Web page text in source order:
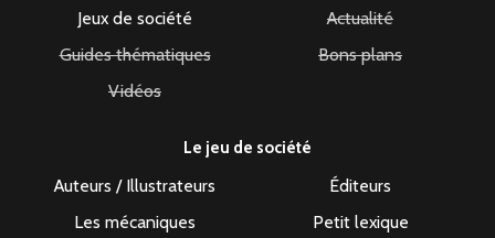
Jeux de société
Actualité
Guides thématiques
Bons plans
Vidéos
Le jeu de société
Auteurs / Illustrateurs
Éditeurs
Les mécaniques
Petit lexique